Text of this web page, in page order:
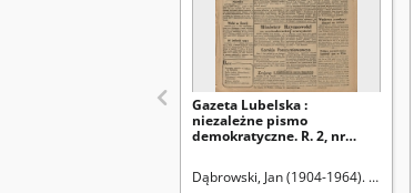
Gazeta Lubelska :
niezależne pismo
demokratyczne. R. 2, nr
Dąbrowski, Jan (1904-1964). Red